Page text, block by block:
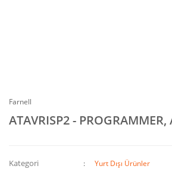
Farnell
ATAVRISP2 - PROGRAMMER,
Kategori Yurt Dışı Ürünler